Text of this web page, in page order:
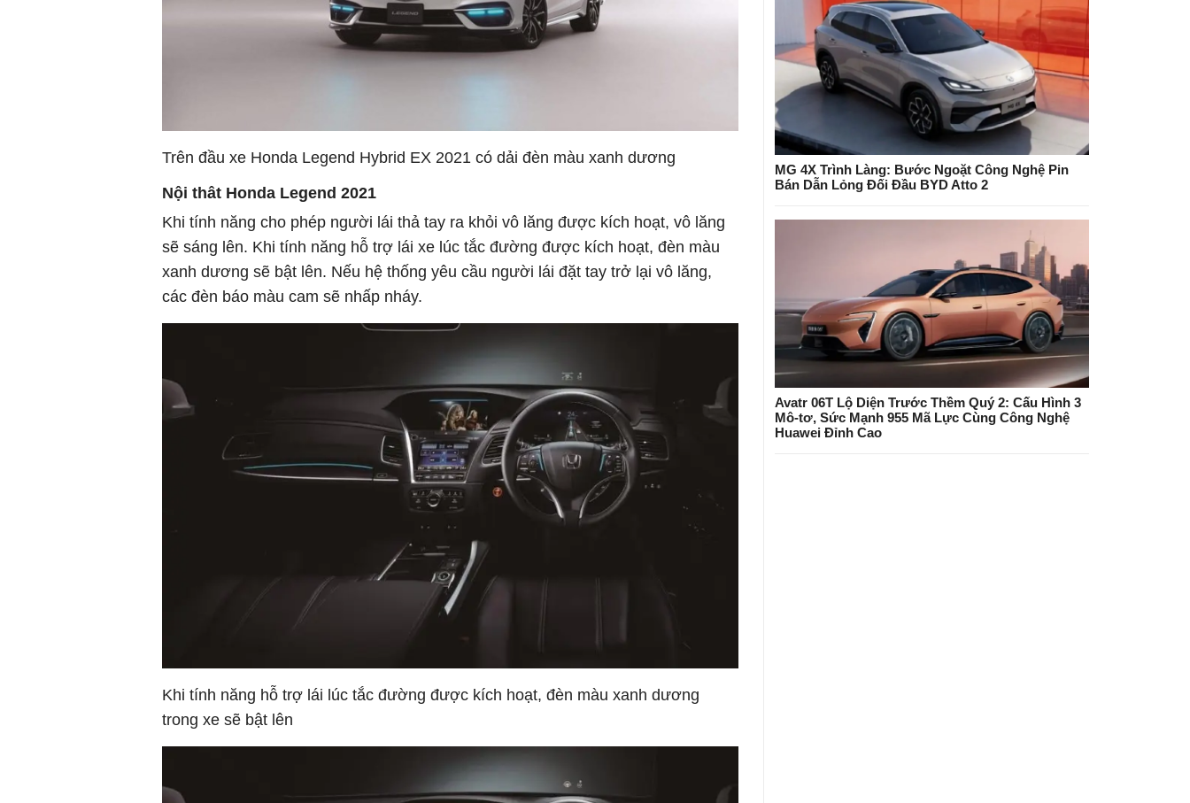
Trên đầu xe Honda Legend Hybrid EX 2021 có dải đèn màu xanh dương
Nội thât Honda Legend 2021
Khi tính năng cho phép người lái thả tay ra khỏi vô lăng được kích hoạt, vô lăng
sẽ sáng lên. Khi tính năng hỗ trợ lái xe lúc tắc đường được kích hoạt, đèn màu
xanh dương sẽ bật lên. Nếu hệ thống yêu cầu người lái đặt tay trở lại vô lăng,
các đèn báo màu cam sẽ nhấp nháy.
Khi tính năng hỗ trợ lái lúc tắc đường được kích hoạt, đèn màu xanh dương
trong xe sẽ bật lên
MG 4X Trình Làng: Bước Ngoặt Công Nghệ Pin
Bán Dẫn Lỏng Đối Đầu BYD Atto 2
Avatr 06T Lộ Diện Trước Thềm Quý 2: Cấu Hình 3
Mô-tơ, Sức Mạnh 955 Mã Lực Cùng Công Nghệ
Huawei Đỉnh Cao